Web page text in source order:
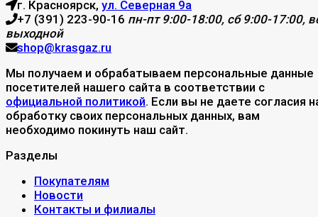
г. Красноярск, ул. Северная 9а
+7 (391) 223-90-16 пн-пт 9:00-18:00, сб 9:00-17:00,
выходной
shop@krasgaz.ru
Мы получаем и обрабатываем персональные данные
посетителей нашего сайта в соответствии с
официальной политикой. Если вы не даете согласия
обработку своих персональных данных, вам
необходимо покинуть наш сайт.
Разделы
Покупателям
Новости
Контакты и филиалы